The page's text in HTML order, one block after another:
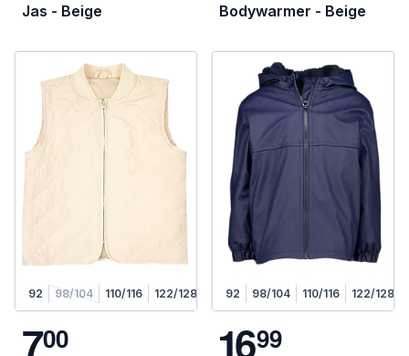
Jas - Beige Bodywarmer - Beige
92 98/104 110/116 122/128
700
92 98/104 110/116 122/128
1699